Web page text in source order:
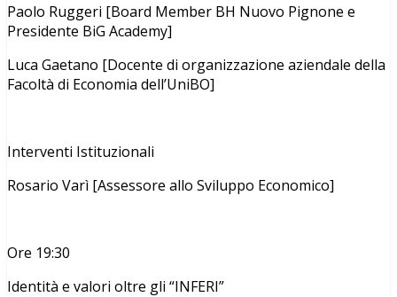
Paolo Ruggeri [Board Member BH Nuovo Pignone e
Presidente BiG Academy]
Luca Gaetano [Docente di organizzazione aziendale della
Facoltà di Economia dell’UniBO]
Interventi Istituzionali
Rosario Varì [Assessore allo Sviluppo Economico]
Ore 19:30
Identità e valori oltre gli “INFERI”